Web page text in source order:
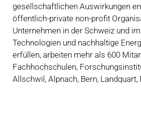
gesellschaftlichen Auswirkungen
öffentlich-private non-profit
Unternehmen in der Schweiz und
Technologien und nachhaltige
erfüllen, arbeiten mehr als 600
Fachhochschulen,
Allschwil, Alpnach, Bern,